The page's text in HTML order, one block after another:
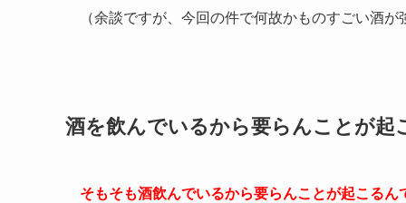
（余談ですが、今回の件で何故かものすごい酒
酒を飲んでいるから要らんことが起
そもそも酒飲んでいるから要らんことが起こるん